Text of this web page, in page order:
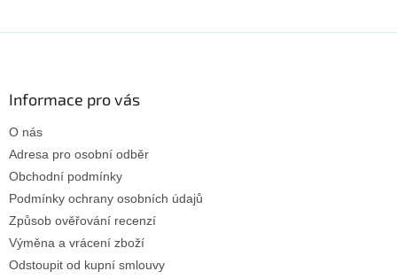
Informace pro vás
O nás
Adresa pro osobní odběr
Obchodní podmínky
Podmínky ochrany osobních údajů
Způsob ověřování recenzí
Výměna a vrácení zboží
Odstoupit od kupní smlouvy